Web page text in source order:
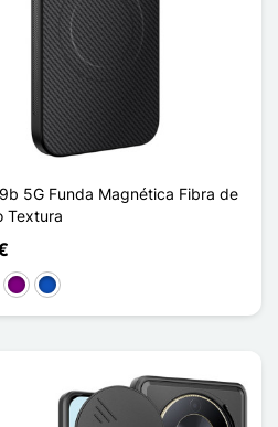
5G Funda Magnética Fibra de
Textura
Púrpura
Saphir